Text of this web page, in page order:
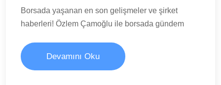
Borsada yaşanan en son gelişmeler ve şirket
haberleri! Özlem Çamoğlu ile borsada gündem
Devamını Oku